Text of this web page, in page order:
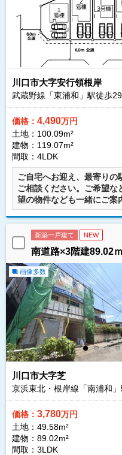
川口市大字安行領根岸
武蔵野線「東浦和」駅徒歩29
価格： 4,490万円
土地：100.09m²
建物：119.07m²
間取：4LDK
ご自宅へお迎え、最寄りの
ご相談ください。ご希望な
望の物件なども一緒にご案
新築一戸建て NEW
南道路×3階建89.02
画像多数
川口市大字芝
京浜東北・根岸線「南浦和
価格： 3,780万円
土地：49.58m²
建物：89.02m²
間取：3LDK